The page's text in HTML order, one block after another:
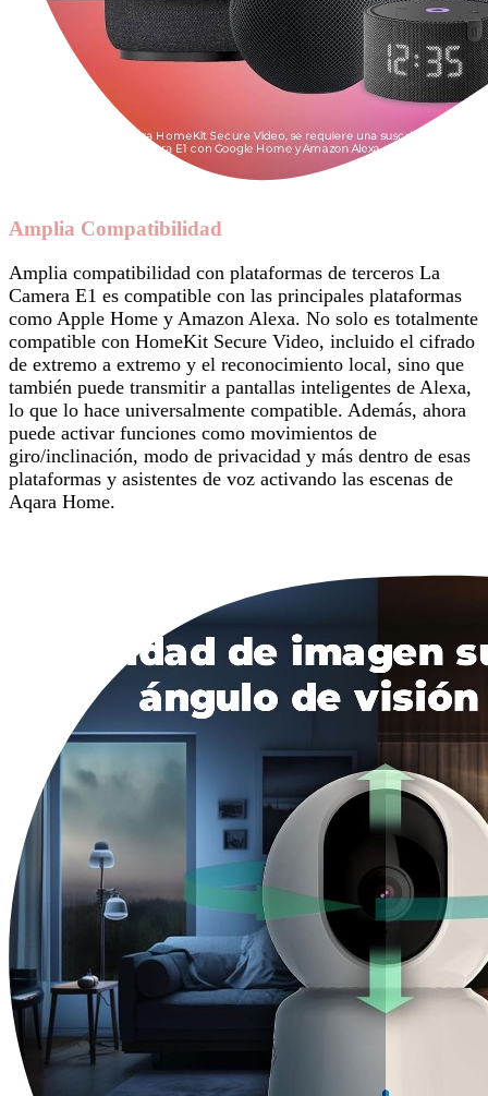
Amplia Compatibilidad
Amplia compatibilidad con plataformas de terceros La
Camera E1 es compatible con las principales plataformas
como Apple Home y Amazon Alexa. No solo es totalmente
compatible con HomeKit Secure Video, incluido el cifrado
de extremo a extremo y el reconocimiento local, sino que
también puede transmitir a pantallas inteligentes de Alexa,
lo que lo hace universalmente compatible. Además, ahora
puede activar funciones como movimientos de
giro/inclinación, modo de privacidad y más dentro de esas
plataformas y asistentes de voz activando las escenas de
Aqara Home.